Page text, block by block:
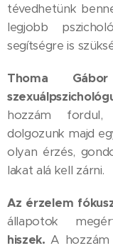
tévedhetünk
legjobb
segítségre is
Thoma
hozzám
dolgozunk majd
olyan érzés,
lakat alá kell zárni.
Az érzelem
állapotok
hiszek. A